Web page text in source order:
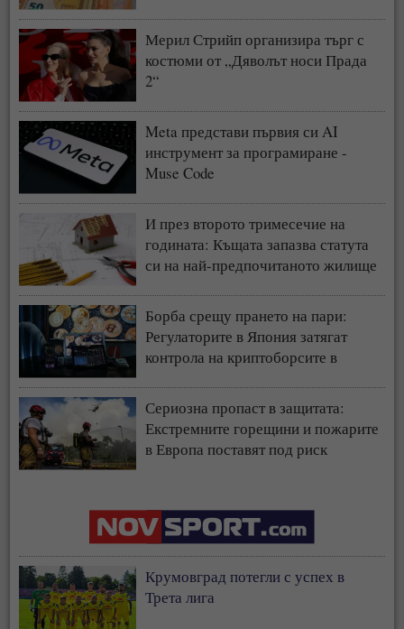
Мерил Стрийп организира търг с
костюми от „Дяволът носи Прада
2“
Meta представи първия си AI
инструмент за програмиране -
Muse Code
И през второто тримесечие на
годината: Къщата запазва статута
си на най-предпочитаното жилище
Борба срещу прането на пари:
Регулаторите в Япония затягат
контрола на криптоборсите в
Сериозна пропаст в защитата:
Екстремните горещини и пожарите
в Европа поставят под риск
Крумовград потегли с успех в
Трета лига